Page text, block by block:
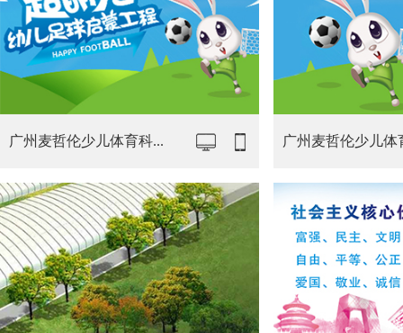
广州麦哲伦少儿体育科... 广州麦哲伦少儿体